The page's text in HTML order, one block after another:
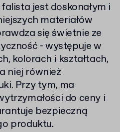
jest doskonałym i
materiałów
się świetnie ze
- występuje w
kolorach i kształtach,
niej również
Przy tym, ma
do ceny i
bezpieczną
produktu.